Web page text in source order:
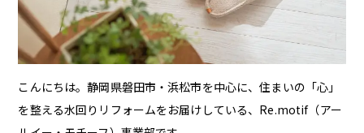
こんにちは。静岡県磐田市・浜松市を中心に、住まいの「心」
を整える水回りリフォームをお届けしている、Re.motif（アー